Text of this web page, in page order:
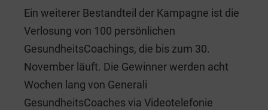
Ein weiterer Bestandteil der Kampagne ist die
Verlosung von 100 persönlichen
GesundheitsCoachings, die bis zum 30.
November läuft. Die Gewinner werden acht
Wochen lang von Generali
GesundheitsCoaches via Videotelefonie